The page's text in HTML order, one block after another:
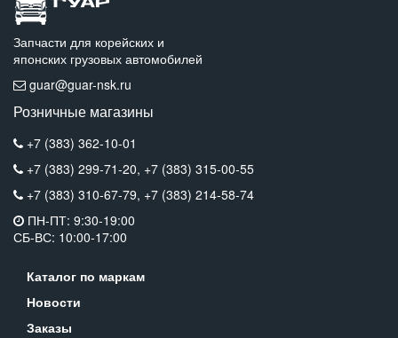
Запчасти для корейских и
японских грузовых автомобилей
guar@guar-nsk.ru
Розничные магазины
+7 (383) 362-10-01
+7 (383) 299-71-20, +7 (383) 315-00-55
+7 (383) 310-67-79, +7 (383) 214-58-74
ПН-ПТ: 9:30-19:00
СБ-ВС: 10:00-17:00
Каталог по маркам
Новости
Заказы